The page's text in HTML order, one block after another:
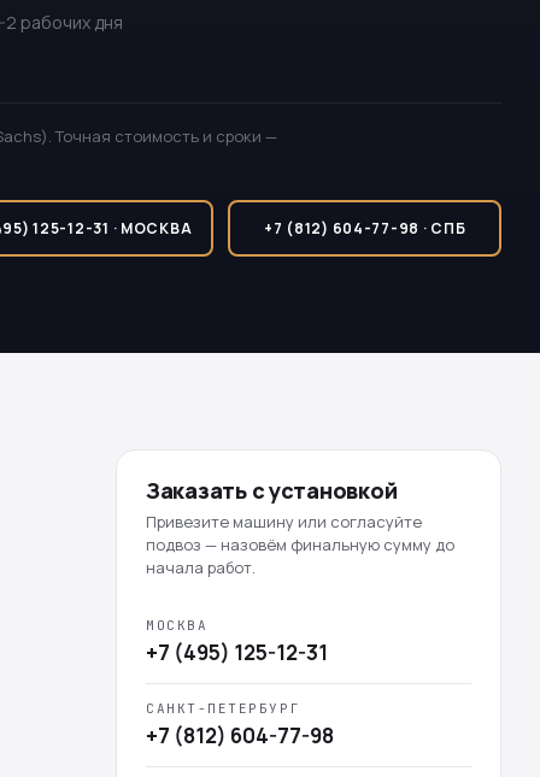
2 рабочих дня
Точная стоимость и сроки —
125-12-31 · МОСКВА +7 (812) 604-77-98 · СПБ
Заказать с установкой
Привезите машину или согласуйте
подвоз — назовём финальную сумму до
начала работ.
МОСКВА
+7 (495) 125-12-31
САНКТ-ПЕТЕРБУРГ
+7 (812) 604-77-98